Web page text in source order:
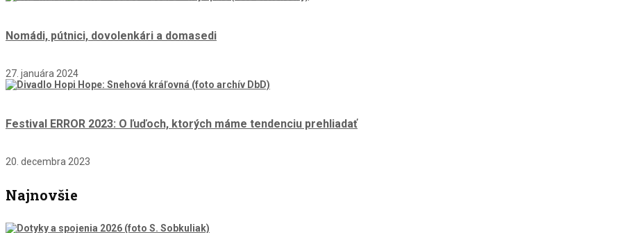
Nomádi, pútnici, dovolenkári a domasedi
27. januára 2024
Festival ERROR 2023: O ľuďoch, ktorých máme tendenciu prehliadať
20. decembra 2023
Najnovšie